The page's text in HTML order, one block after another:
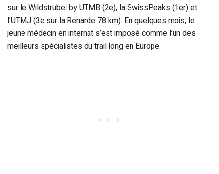
sur le Wildstrubel by UTMB (2e), la SwissPeaks (1er) et
l’UTMJ (3e sur la Renarde 78 km). En quelques mois, le
jeune médecin en internat s’est imposé comme l’un des
meilleurs spécialistes du trail long en Europe.